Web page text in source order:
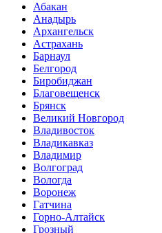
Абакан
Анадырь
Архангельск
Астрахань
Барнаул
Белгород
Биробиджан
Благовещенск
Брянск
Великий Новгород
Владивосток
Владикавказ
Владимир
Волгоград
Вологда
Воронеж
Гатчина
Горно-Алтайск
Грозный